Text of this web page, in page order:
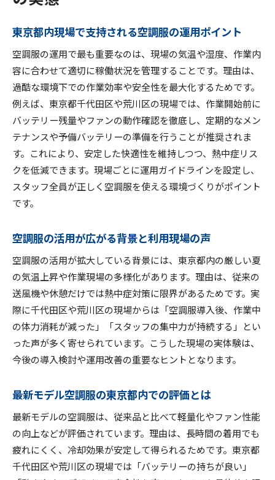
東京都内現場で支持される空調服の運用ポイント
空調服の運用で最も重要なのは、現場の気温や湿度、作業内
容に合わせて適切に稼働状況を管理することです。理由は、
過酷な環境下での作業効率や安全性を最大化するためです。
例えば、東京都千代田区や荒川区の現場では、作業開始前に
バッテリー残量やファンの動作確認を徹底し、定期的なメン
テナンスや予備バッテリーの準備を行うことが推奨されま
す。これにより、安定した快適性を維持しつつ、熱中症リス
クを低減できます。現場ごとに運用ガイドラインを設定し、
スタッフ全員が正しく空調服を使える環境づくりがポイント
です。
空調服の活用が広がる背景と利用現場の声
空調服の活用が拡大している背景には、東京都内の厳しい夏
の気温上昇や作業現場の多様化があります。理由は、従来の
送風機や休憩だけでは熱中症対策に限界があるためです。実
際に千代田区や荒川区の現場からは「空調服導入後、作業中
の体力消耗が減った」「スタッフの集中力が持続する」とい
った声が多く寄せられています。こうした現場の実体験は、
今後の導入検討や運用改善の重要なヒントとなります。
最新モデル空調服の東京都内での評価とは
最新モデルの空調服は、従来品と比べて軽量化やファン性能
の向上などが評価されています。理由は、長時間の着用でも
疲れにくく、冷却効果が安定して得られるためです。東京都
千代田区や荒川区の現場では「バッテリーの持ちが良い」